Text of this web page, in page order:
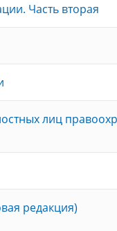
Часть вторая
лиц
редакция)